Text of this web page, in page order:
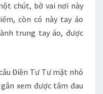
chút, bờ vai nơi này
còn có này tay áo
trung tay áo, được
Điền Tư Tư mặt nhỏ
xem được tâm đau